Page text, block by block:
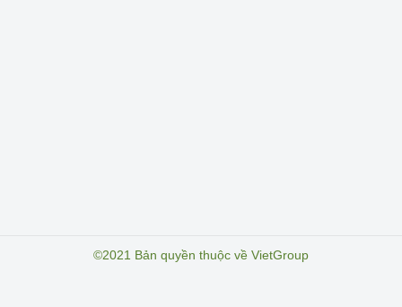
©2021 Bản quyền thuộc về VietGroup